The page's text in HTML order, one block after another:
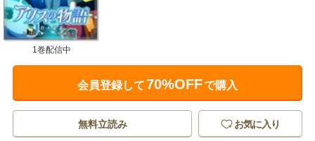
1巻配信中
会員登録して70%OFFで購入
無料立読み お気に入り